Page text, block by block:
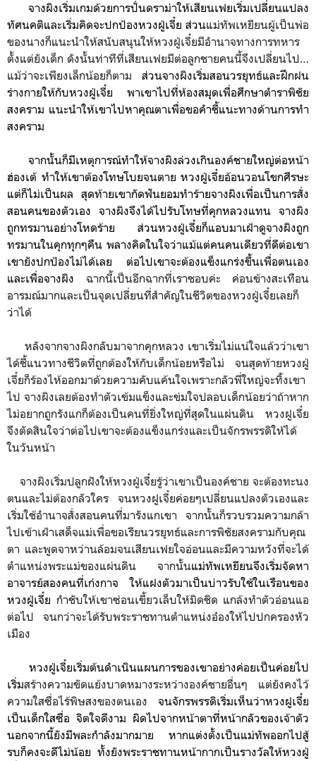
จางผิงเริ่มเกมด้วยการปั่นดราม่าให้เสียนเฟยเริ่มเปลี่ยนแปลง
ทัศนคติและเริ่มคิดจะปกป้องหวงฝู่เจี๋ย ส่วนแม่ทัพเหยียนผู้เป็นพ่อ
ของนางก็แนะนำให้สนับสนุนให้หวงฝู่เจี๋ยมีอำนาจทางการทหาร
ตั้งแต่ยังเด็ก ดังนั้นท่าทีที่เสียนเฟยมีต่อลูกชายคนนี้จึงเปลี่ยนไป…
แม้ว่าจะเพียงเล็กน้อยก็ตาม ส่วนจางผิงเริ่มสอนวรยุทธ์และฝึกฝน
ร่างกายให้กับหวงฝู่เจี๋ย พาเขาไปที่ห้องสมุดเพื่อศึกษาตำราพิชัย
สงคราม แนะนำให้เขาไปหาคุณตาเพื่อขอคำชี้แนะทางด้านการทำ
สงคราม
จากนั้นก็มีเหตุการณ์ทำให้จางผิงล่วงเกินองค์ชายใหญ่ต่อหน้า
ฮ่องเต้ ทำให้เขาต้องโทษโบยจนตาย หวงฝู่เจี๋ยอ้อนวอนโขกศีรษะ
แต่ก็ไม่เป็นผล สุดท้ายเขากัดฟันยอมทำร้ายจางผิงเพื่อเป็นการสั่ง
สอนคนของตัวเอง จางผิงจึงได้ไปรับโทษที่คุกหลวงแทน จางผิง
ถูกทรมานอย่างโหดร้าย ส่วนหวงฝู่เจี๋ยก็แอบมาเฝ้าดูจางผิงถูก
ทรมานในคุกทุกๆคืน พลางคิดในใจว่าแม้แต่คนคนเดียวที่ดีต่อเขา
เขายังปกป้องไม่ได้เลย ต่อไปเขาจะต้องแข็งแกร่งขึ้นเพื่อตนเอง
และเพื่อจางผิง ฉากนี้เป็นอีกฉากที่เราชอบค่ะ ค่อนข้างสะเทือน
อารมณ์มากและเป็นจุดเปลี่ยนที่สำคัญในชีวิตของหวงฝู่เจี๋ยเลยก็
ว่าได้
หลังจากจางผิงกลับมาจากคุกหลวง เขาเริ่มไม่แน่ใจแล้วว่าเขา
ได้ชี้แนวทางชีวิตที่ถูกต้องให้กับเด็กน้อยหรือไม่ จนสุดท้ายหวงฝู่
เจี๋ยก็ร้องไห้ออกมาด้วยความคับแค้นใจเพราะกลัวพี่ใหญ่จะทิ้งเขา
ไป จางผิงเลยต้องทำตัวเข้มแข็งและข่มใจปลอบเด็กน้อยว่าถ้าหาก
ไม่อยากถูกรังแกก็ต้องเป็นคนที่ยิ่งใหญ่ที่สุดในแผ่นดิน หวงฝูเจี๋ย
จึงตัดสินใจว่าต่อไปเขาจะต้องแข็งแกร่งและเป็นจักรพรรดิให้ได้
ในวันหน้า
จางผิงเริ่มปลูกฝังให้หวงฝู่เจี๋ยรู้ว่าเขาเป็นองค์ชาย จะต้องทะนง
ตนและไม่ต้องกลัวใคร จนหวงฝูเจี๋ยค่อยๆเปลี่ยนแปลงตัวเองและ
เริ่มใช้อำนาจสั่งสอนคนที่มารังแกเขา จากนั้นก็รวบรวมความกล้า
ไปเข้าเฝ้าเสด็จแม่เพื่อขอเรียนวรยุทธ์และการพิชัยสงครามกับคุณ
ตา และพูดจาหว่านล้อมจนเสียนเฟยใจอ่อนและมีความหวังที่จะได้
ตำแหน่งพระแม่ของแผ่นดิน จากนั้นแม่ทัพเหยียนจึงเริ่มจัดหา
อาจารย์สองคนที่เก่งกาจ ให้แฝงตัวมาเป็นบ่าวรับใช้ในเรือนของ
หวงฝู่เจี๋ย กำชับให้เขาซ่อนเขี้ยวเล็บให้มิดชิด แกล้งทำตัวอ่อนแอ
ต่อไป จนกว่าจะได้รับพระราชทานตำแหน่งอ๋องให้ไปปกครองหัว
เมือง
หวงฝู่เจี๋ยเริ่มต้นดำเนินแผนการของเขาอย่างค่อยเป็นค่อยไป
เริ่มสร้างความขัดแย้งบาดหมางระหว่างองค์ชายอื่นๆ แต่ยังคงไว้
ความใสซื่อไร้พิษสงของตนเอง จนจักรพรรดิเริ่มเห็นว่าหวงฝูเจี๋ย
เป็นเด็กใสซื่อ จิตใจดีงาม ผิดไปจากหน้าตาที่หน้ากลัวของเจ้าตัว
นอกจากนี้ยังมีพละกำลังมากมาย หากแต่งตั้งเป็นแม่ทัพออกไปสู้
รบก็คงจะดีไม่น้อย ทั้งยังพระราชทานหน้ากากเป็นรางวัลให้หวงฝู่